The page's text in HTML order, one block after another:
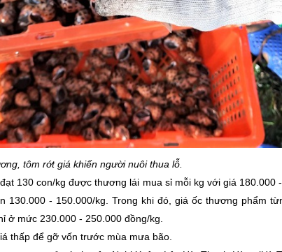
tôm rớt giá khiến người nuôi thua lỗ.
130 con/kg được thương lái mua sỉ mỗi kg với giá 180.000 -
130.000 - 150.000/kg. Trong khi đó, giá ốc thương phẩm
ở mức 230.000 - 250.000 đồng/kg.
thấp để gỡ vốn trước mùa mưa bão.